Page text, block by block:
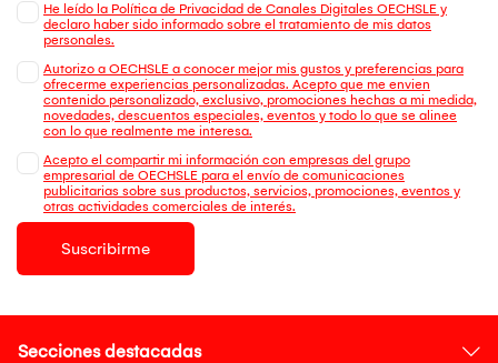
He leído la Política de Privacidad de Canales Digitales OECHSLE y
declaro haber sido informado sobre el tratamiento de mis datos
personales.
Autorizo a OECHSLE a conocer mejor mis gustos y preferencias para
ofrecerme experiencias personalizadas. Acepto que me envien
contenido personalizado, exclusivo, promociones hechas a mi medida,
novedades, descuentos especiales, eventos y todo lo que se alinee
con lo que realmente me interesa.
Acepto el compartir mi información con empresas del grupo
empresarial de OECHSLE para el envío de comunicaciones
publicitarias sobre sus productos, servicios, promociones, eventos y
otras actividades comerciales de interés.
Suscribirme
Secciones destacadas